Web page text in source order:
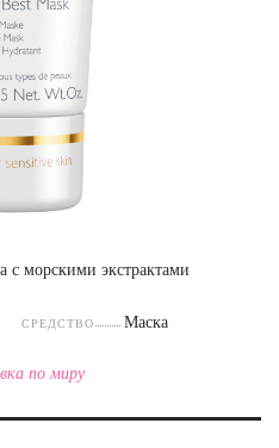
морскими экстрактами
СРЕДСТВО Маска
по миру